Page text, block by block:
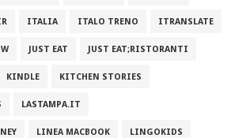
ITALIA ITALO TRENO ITRANSLATE
JUST EAT JUST EAT;RISTORANTI
KINDLE KITCHEN STORIES
LASTAMPA.IT
LINEA MACBOOK LINGOKIDS